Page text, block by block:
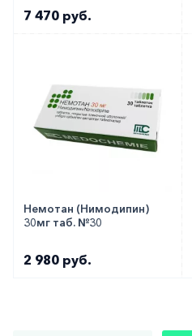
7 470 руб.
Немотан (Нимодипин)
30мг таб. №30
2 980 руб.